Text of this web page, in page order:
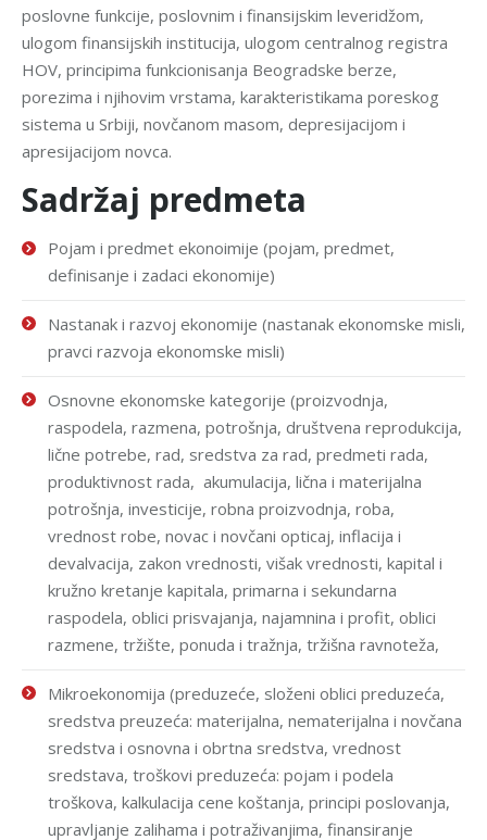
poslovne funkcije, poslovnim i finansijskim leveridžom,
ulogom finansijskih institucija, ulogom centralnog registra
HOV, principima funkcionisanja Beogradske berze,
porezima i njihovim vrstama, karakteristikama poreskog
sistema u Srbiji, novčanom masom, depresijacijom i
apresijacijom novca.
Sadržaj predmeta
Pojam i predmet ekonoimije (pojam, predmet,
definisanje i zadaci ekonomije)
Nastanak i razvoj ekonomije (nastanak ekonomske misli,
pravci razvoja ekonomske misli)
Osnovne ekonomske kategorije (proizvodnja,
raspodela, razmena, potrošnja, društvena reprodukcija,
lične potrebe, rad, sredstva za rad, predmeti rada,
produktivnost rada, akumulacija, lična i materijalna
potrošnja, investicije, robna proizvodnja, roba,
vrednost robe, novac i novčani opticaj, inflacija i
devalvacija, zakon vrednosti, višak vrednosti, kapital i
kružno kretanje kapitala, primarna i sekundarna
raspodela, oblici prisvajanja, najamnina i profit, oblici
razmene, tržište, ponuda i tražnja, tržišna ravnoteža,
Mikroekonomija (preduzeće, složeni oblici preduzeća,
sredstva preuzeća: materijalna, nematerijalna i novčana
sredstva i osnovna i obrtna sredstva, vrednost
sredstava, troškovi preduzeća: pojam i podela
troškova, kalkulacija cene koštanja, principi poslovanja,
upravljanje zalihama i potraživanjima, finansiranje